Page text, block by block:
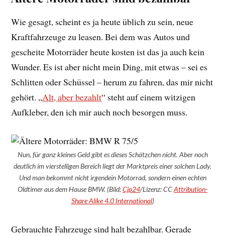
Wie gesagt, scheint es ja heute üblich zu sein, neue
Kraftfahrzeuge zu leasen. Bei dem was Autos und
gescheite Motorräder heute kosten ist das ja auch kein
Wunder. Es ist aber nicht mein Ding, mit etwas – sei es
Schlitten oder Schüssel – herum zu fahren, das mir nicht
gehört. „Alt, aber bezahlt“ steht auf einem witzigen
Aufkleber, den ich mir auch noch besorgen muss.
Nun, für ganz kleines Geld gibt es dieses Schätzchen nicht. Aber noch
deutlich im vierstelligen Bereich liegt der Marktpreis einer solchen Lady.
Und man bekommt nicht irgendein Motorrad, sondern einen echten
Oldtimer aus dem Hause BMW. (Bild:Cjp24/Lizenz: CCAttribution-
Share Alike 4.0 International)
Gebrauchte Fahrzeuge sind halt bezahlbar. Gerade